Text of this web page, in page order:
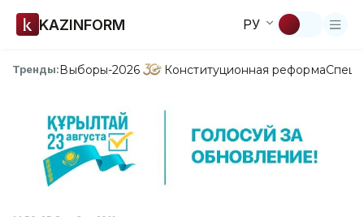
KAZINFORM РУ
Тренды:Выборы-2026 Конституционная реформа